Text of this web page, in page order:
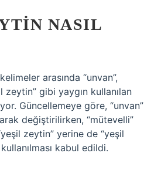
NASIL
arasında “unvan”,
zeytin” gibi yaygın kullanılan
Güncellemeye göre, “unvan”
değiştirilirken, “mütevelli”
zeytin” yerine de “yeşil
kabul edildi.